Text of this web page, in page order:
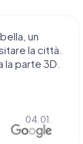
un
la città.
la parte 3D.
04.01.